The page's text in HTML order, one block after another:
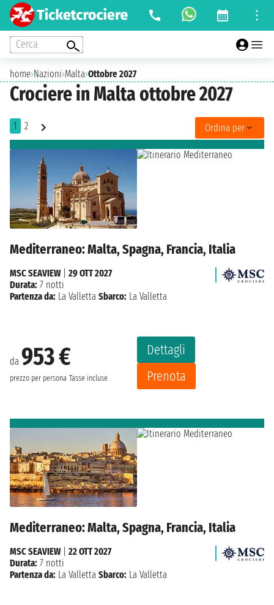
Cerca
home›Nazioni›Malta›Ottobre 2027
Crociere in Malta ottobre 2027
1 2 Ordina per
Mediterraneo: Malta, Spagna, Francia, Italia
da 953 €
prezzo per persona Tasse incluse
Dettagli
Prenota
MSC SEAVIEW| 29 OTT 2027
Durata: 7 notti
Partenza da: La Valletta Sbarco: La Valletta
Mediterraneo: Malta, Spagna, Francia, Italia
MSC SEAVIEW| 22 OTT 2027
Durata: 7 notti
Partenza da: La Valletta Sbarco: La Valletta